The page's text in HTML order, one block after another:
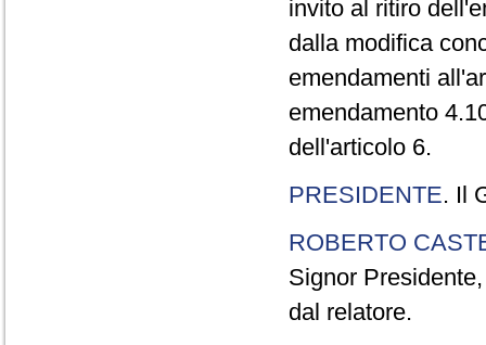
invito al ritiro
dalla modifica
emendamenti
emendamento
dell'articolo 6.
PRESIDENTE. Il
ROBERTO
Signor
dal relatore.